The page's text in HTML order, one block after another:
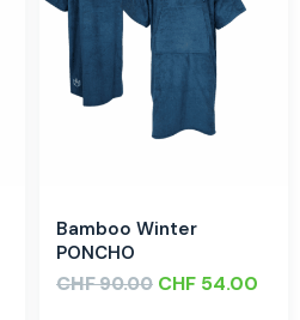
Bamboo Winter
PONCHO
CHF90.00 CHF 54.00